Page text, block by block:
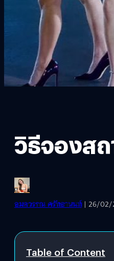
วิธีจองสถ
อมลวรรณ ศรัทธานนท์ | 26/
Table of Content